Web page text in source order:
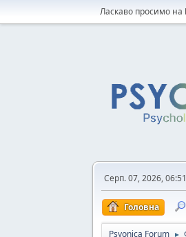
Ласкаво просимо на
Серп. 07, 2026,
Головна
Psyonica Forum ►